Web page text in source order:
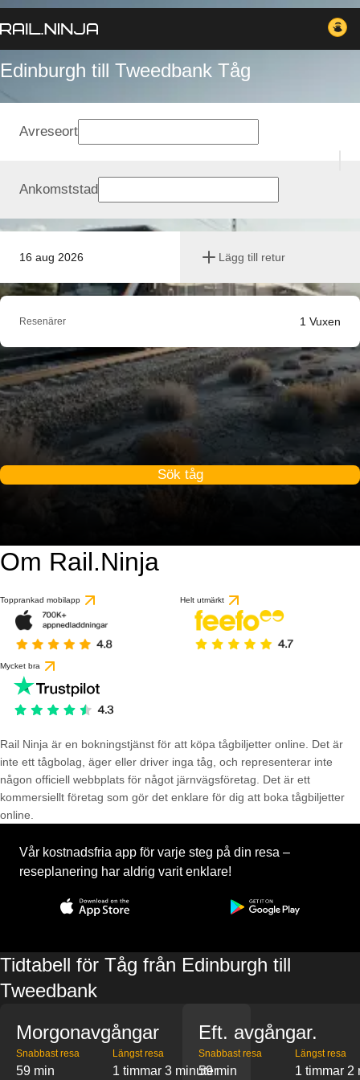
Edinburgh till Tweedbank Tåg
16 aug 2026 Lägg till retur
Avreseort
Ankomststad
Resenärer 1 Vuxen
Sök tåg
Om Rail.Ninja
Topprankad mobilapp Helt utmärkt
Mycket bra
Rail Ninja är en bokningstjänst för att köpa tågbiljetter online. Det är
inte ett tågbolag, äger eller driver inga tåg, och representerar inte
någon officiell webbplats för något järnvägsföretag. Det är ett
kommersiellt företag som gör det enklare för dig att boka tågbiljetter
online.
Vår kostnadsfria app för varje steg på din resa –
reseplanering har aldrig varit enklare!
Tidtabell för Tåg från Edinburgh till
Tweedbank
Morgonavgångar
Snabbast resa
59 min
Längst resa
1 timmar 3 minuter
Eft. avgångar.
Snabbast resa
59 min
Längst resa
1 timmar 2